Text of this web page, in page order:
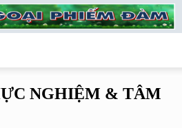
NGHIỆM & TÂM